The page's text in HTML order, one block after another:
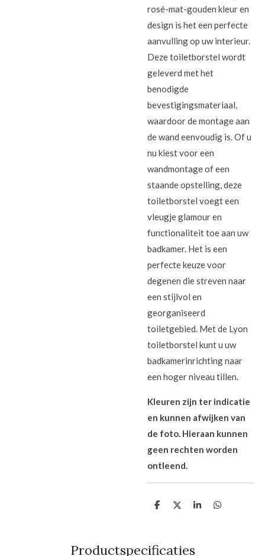
rosé-mat-gouden kleur en
design is het een perfecte
aanvulling op uw interieur.
Deze toiletborstel wordt
geleverd met het
benodigde
bevestigingsmateriaal,
waardoor de montage aan
de wand eenvoudig is. Of u
nu kiest voor een
wandmontage of een
staande opstelling, deze
toiletborstel voegt een
vleugje glamour en
functionaliteit toe aan uw
badkamer. Het is een
perfecte keuze voor
degenen die streven naar
een stijlvol en
georganiseerd
toiletgebied. Met de Lyon
toiletborstel kunt u uw
badkamerinrichting naar
een hoger niveau tillen.
Kleuren zijn ter indicatie
en kunnen afwijken van
de foto. Hieraan kunnen
geen rechten worden
ontleend.
D
n
D
S
D
Productspecificaties